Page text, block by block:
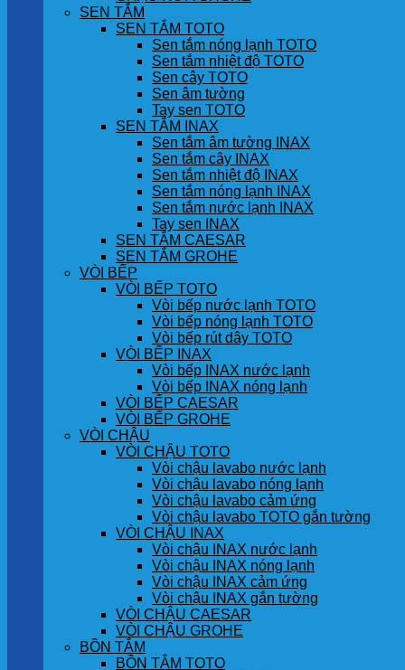
SEN TẮM
SEN TẮM TOTO
Sen tắm nóng lạnh TOTO
Sen tắm nhiệt độ TOTO
Sen cây TOTO
Sen âm tường
Tay sen TOTO
SEN TẮM INAX
Sen tắm âm tường INAX
Sen tắm cây INAX
Sen tắm nhiệt độ INAX
Sen tắm nóng lạnh INAX
Sen tắm nước lạnh INAX
Tay sen INAX
SEN TẮM CAESAR
SEN TẮM GROHE
VÒI BẾP
VÒI BẾP TOTO
Vòi bếp nước lạnh TOTO
Vòi bếp nóng lạnh TOTO
Vòi bếp rút dây TOTO
VÒI BẾP INAX
Vòi bếp INAX nước lạnh
Vòi bếp INAX nóng lạnh
VÒI BẾP CAESAR
VÒI BẾP GROHE
VÒI CHẬU
VÒI CHẬU TOTO
Vòi chậu lavabo nước lạnh
Vòi chậu lavabo nóng lạnh
Vòi chậu lavabo cảm ứng
Vòi chậu lavabo TOTO gắn tường
VÒI CHẬU INAX
Vòi chậu INAX nước lạnh
Vòi chậu INAX nóng lạnh
Vòi chậu INAX cảm ứng
Vòi chậu INAX gắn tường
VÒI CHẬU CAESAR
VÒI CHẬU GROHE
BỒN TẮM
BỒN TẮM TOTO